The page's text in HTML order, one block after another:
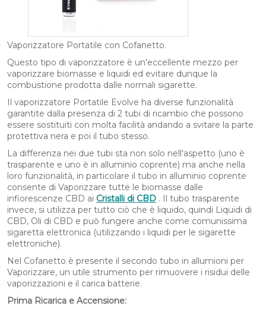
Vaporizzatore Portatile con Cofanetto.
Questo tipo di vaporizzatore è un'eccellente mezzo per
vaporizzare biomasse e liquidi ed evitare dunque la
combustione prodotta dalle normali sigarette.
Il vaporizzatore Portatile Evolve ha diverse funzionalità
garantite dalla presenza di 2 tubi di ricambio che possono
essere sostituiti con molta facilità andando a svitare la parte
protettiva nera e poi il tubo stesso.
La differenza nei due tubi sta non solo nell'aspetto (uno è
trasparente e uno è in alluminio coprente) ma anche nella
loro funzionalità, in particolare il tubo in alluminio coprente
consente di Vaporizzare tutte le biomasse dalle
infiorescenze CBD ai Cristalli di CBD . Il tubo trasparente
invece, si utilizza per tutto ciò che è liquido, quindi Liquidi di
CBD, Oli di CBD e può fungere anche come comunissima
sigaretta elettronica (utilizzando i liquidi per le sigarette
elettroniche).
Nel Cofanetto è presente il secondo tubo in allumioni per
Vaporizzare, un utile strumento per rimuovere i risidui delle
vaporizzazioni e il carica batterie.
Prima Ricarica e Accensione: